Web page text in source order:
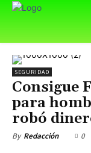
SEGURIDAD
Consigue
para
robó
By Redacción 0